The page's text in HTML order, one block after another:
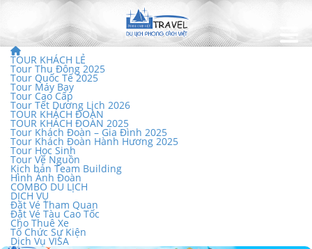
TOUR KHÁCH LẺ
Tour Thu Đông 2025
Tour Quốc Tế 2025
Tour Máy Bay
Tour Cao Cấp
Tour Tết Dương Lịch 2026
TOUR KHÁCH ĐOÀN
TOUR KHÁCH ĐOÀN 2025
Tour Khách Đoàn – Gia Đình 2025
Tour Khách Đoàn Hành Hương 2025
Tour Học Sinh
Tour Về Nguồn
Kịch bản Team Building
Hình Ảnh Đoàn
COMBO DU LỊCH
DỊCH VỤ
Đặt Vé Tham Quan
Đặt Vé Tàu Cao Tốc
Cho Thuê Xe
Tổ Chức Sự Kiện
Dịch Vụ VISA